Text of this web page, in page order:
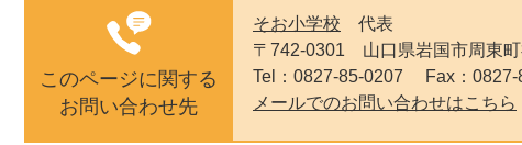
このページに関する
お問い合わせ先
そお小学校
代表
〒742-0301
山口県岩国市周東
Tel：0827-85-0207
Fax：
メールでのお問い合わせはこちら